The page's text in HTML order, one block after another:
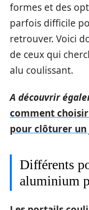
formes et des
parfois difficile
retrouver. Voici
de ceux qui
alu coulissant.
A découvrir
comment
pour clôturer un
Différents
aluminium